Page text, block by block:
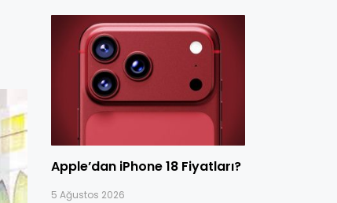
Apple’dan iPhone 18 Fiyatları?
5 Ağustos 2026